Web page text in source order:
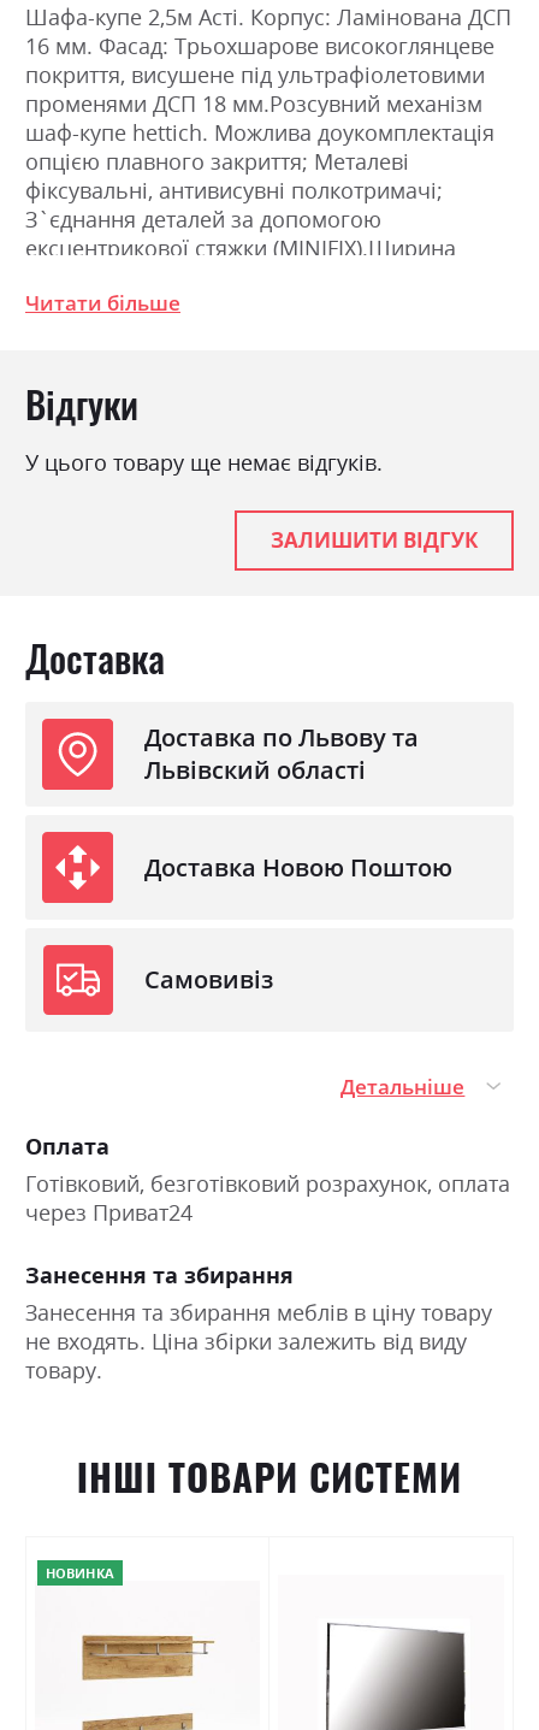
Шафа-купе 2,5м Асті. Корпус: Ламінована ДСП
16 мм. Фасад: Трьохшарове високоглянцеве
покриття, висушене під ультрафіолетовими
променями ДСП 18 мм.Розсувний механізм
шаф-купе hettich. Можлива доукомплектація
опцією плавного закриття; Металеві
фіксувальні, антивисувні полкотримачі;
З`єднання деталей за допомогою
ексцентрикової стяжки (MINIFIX).Ширина
Колір (Фасад):
Колір (Корпус):
Колір матеріалу
дуб крафт/білий глянець
мінімалізм, модерн
лакована ДСП
Читати більше
Відгуки
У цього товару ще немає відгуків.
ЗАЛИШИТИ ВІДГУК
Доставка
Доставка по Львову та
Львівский області
Доставка Новою Поштою
Самовивіз
Детальніше
Оплата
Готівковий, безготівковий розрахунок, оплата
через Приват24
Занесення та збирання
Занесення та збирання меблів в ціну товару
не входять. Ціна збірки залежить від виду
товару.
ІНШІ ТОВАРИ СИСТЕМИ
НОВИНКА